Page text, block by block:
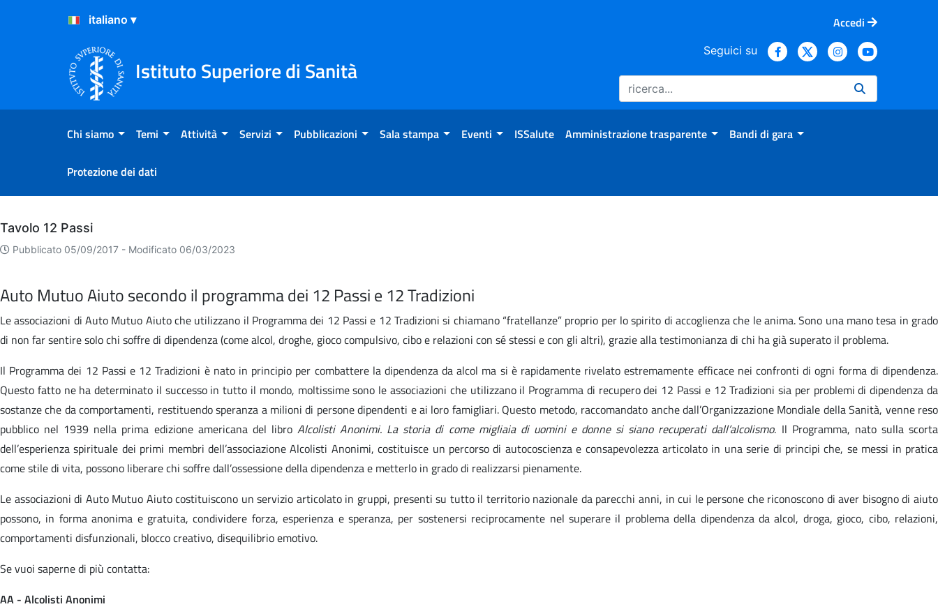
Salta al Contenuto
Salta al Footer
Accedi
Istituto Superiore di Sanità
Seguici su
Chi siamo Temi Attività Servizi Pubblicazioni Sala stampa Eventi ISSalute Amministrazione trasparente Bandi di gara
Protezione dei dati
Archivio
Tavolo 12 Passi
Pubblicato 05/09/2017 - Modificato 06/03/2023
Auto Mutuo Aiuto secondo il programma dei 12 Passi e 12 Tradizioni
Le associazioni di Auto Mutuo Aiuto che utilizzano il Programma dei 12 Passi e 12 Tradizioni si chiamano “fratellanze” proprio per lo spirito di accoglienza che le anima. Sono una mano tesa in grado
di non far sentire solo chi soffre di dipendenza (come alcol, droghe, gioco compulsivo, cibo e relazioni con sé stessi e con gli altri), grazie alla testimonianza di chi ha già superato il problema.
Il Programma dei 12 Passi e 12 Tradizioni è nato in principio per combattere la dipendenza da alcol ma si è rapidamente rivelato estremamente efficace nei confronti di ogni forma di dipendenza.
Questo fatto ne ha determinato il successo in tutto il mondo, moltissime sono le associazioni che utilizzano il Programma di recupero dei 12 Passi e 12 Tradizioni sia per problemi di dipendenza da
sostanze che da comportamenti, restituendo speranza a milioni di persone dipendenti e ai loro famigliari. Questo metodo, raccomandato anche dall’Organizzazione Mondiale della Sanità, venne reso
pubblico nel 1939 nella prima edizione americana del libro Alcolisti Anonimi. La storia di come migliaia di uomini e donne si siano recuperati dall’alcolismo. Il Programma, nato sulla scorta
dell’esperienza spirituale dei primi membri dell’associazione Alcolisti Anonimi, costituisce un percorso di autocoscienza e consapevolezza articolato in una serie di principi che, se messi in pratica
come stile di vita, possono liberare chi soffre dall’ossessione della dipendenza e metterlo in grado di realizzarsi pienamente.
Le associazioni di Auto Mutuo Aiuto costituiscono un servizio articolato in gruppi, presenti su tutto il territorio nazionale da parecchi anni, in cui le persone che riconoscono di aver bisogno di aiuto
possono, in forma anonima e gratuita, condividere forza, esperienza e speranza, per sostenersi reciprocamente nel superare il problema della dipendenza da alcol, droga, gioco, cibo, relazioni,
comportamenti disfunzionali, blocco creativo, disequilibrio emotivo.
Se vuoi saperne di più contatta:
AA - Alcolisti Anonimi